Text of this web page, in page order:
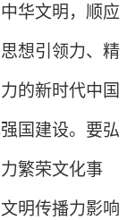
华文明，顺应
想引领力、精
的新时代中国
国建设。要弘
繁荣文化事
明传播力影响